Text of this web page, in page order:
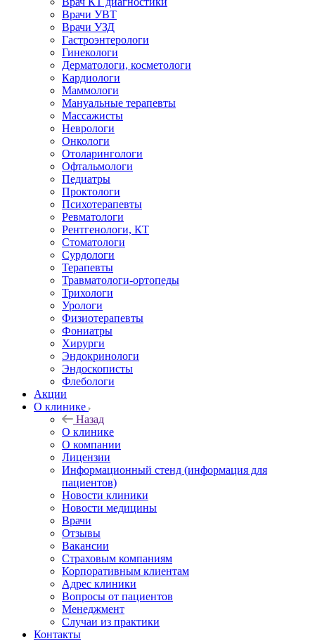
Врачи УВТ
Врачи УЗД
Гастроэнтерологи
Гинекологи
Дерматологи, косметологи
Кардиологи
Маммологи
Мануальные терапевты
Массажисты
Неврологи
Онкологи
Отоларингологи
Офтальмологи
Педиатры
Проктологи
Психотерапевты
Ревматологи
Рентгенологи, КТ
Стоматологи
Сурдологи
Терапевты
Травматологи-ортопеды
Трихологи
Урологи
Физиотерапевты
Фониатры
Хирурги
Эндокринологи
Эндоскописты
Флебологи
Акции
О клинике
Назад
О клинике
О компании
Лицензии
Информационный стенд (информация для
пациентов)
Новости клиники
Новости медицины
Врачи
Отзывы
Вакансии
Страховым компаниям
Корпоративным клиентам
Адрес клиники
Вопросы от пациентов
Менеджмент
Случаи из практики
Контакты